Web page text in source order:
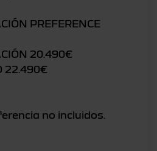
PREFERENCE
20.490€
22.490€
no incluidos.